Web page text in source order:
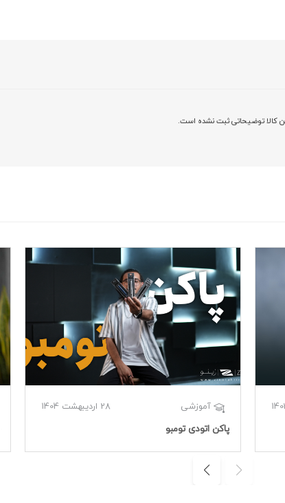
کالا توضیحاتی ثبت نشده است.
آموزشی 28 اردیبهشت 1404
پاکن اتودی تومبو